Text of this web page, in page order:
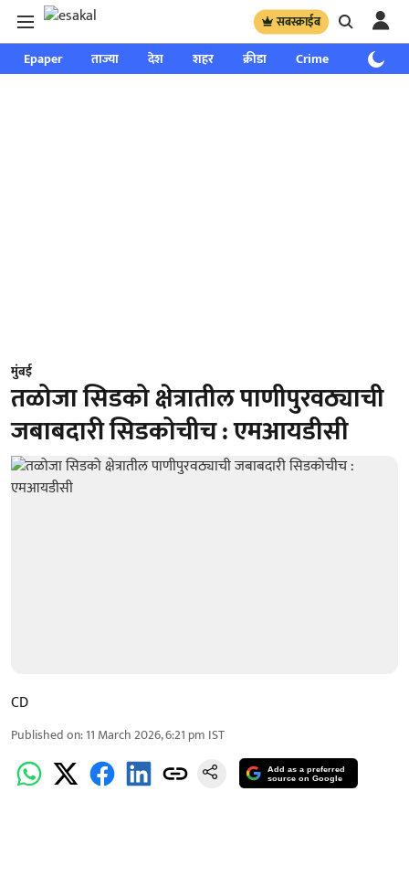
सबस्क्राईब
Epaper ताज्या देश शहर क्रीडा Crime साप्ताहिक
मुंबई
तळोजा सिडको क्षेत्रातील पाणीपुरवठ्याची
जबाबदारी सिडकोचीच : एमआयडीसी
CD
Published on:11 March 2026, 6:21 pm IST
Add as a preferred
source on Google